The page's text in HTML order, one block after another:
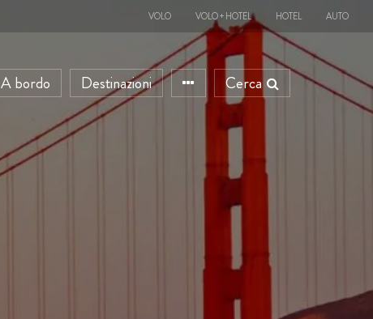
A bordo Destinazioni Cerca
VOLO VOLO + HOTEL HOTEL AUTO